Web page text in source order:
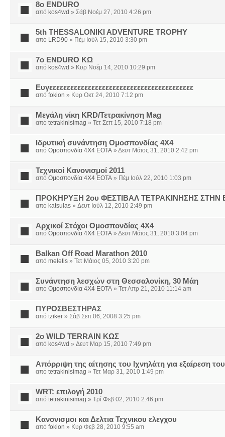
8ο ENDURO
από kos4wd » Σάβ Νοέμ 27, 2010 4:26 pm
5th THESSALONIKI ADVENTURE TROPHY
από LRD90 » Πέμ Ιούλ 15, 2010 3:30 pm
7ο ENDURO ΚΩ
από kos4wd » Κυρ Νοέμ 14, 2010 10:29 pm
Ευγεεεεεεεεεεεεεεεεεεεεεεεεεεεεεεεεεεεεεεεεε
από fokion » Κυρ Οκτ 24, 2010 7:12 pm
Μεγάλη νίκη KRD/Τετρακίνηση Mag
από tetrakinisimag » Τετ Σεπ 15, 2010 7:18 pm
Ιδρυτική συνάντηση Ομοσπονδίας 4Χ4
από Ομοσπονδία 4Χ4 ΕΟΤΑ » Δευτ Μάιος 31, 2010 2:42 pm
Τεχνικοί Κανονισμοί 2011
από Ομοσπονδία 4Χ4 ΕΟΤΑ » Πέμ Ιούλ 22, 2010 1:03 pm
ΠΡΟΚΗΡΥΞΗ 2ου ΦΕΣΤΙΒΑΛ ΤΕΤΡΑΚΙΝΗΣΗΣ ΣΤΗΝ
από katsulas » Δευτ Ιούλ 12, 2010 2:49 pm
Αρχικοί Στόχοι Ομοσπονδίας 4Χ4
από Ομοσπονδία 4Χ4 ΕΟΤΑ » Δευτ Μάιος 31, 2010 3:04 pm
Balkan Off Road Marathon 2010
από meletis » Τετ Μάιος 05, 2010 3:20 pm
Συνάντηση λεσχών στη Θεσσαλονίκη, 30 Μάη
από Ομοσπονδία 4Χ4 ΕΟΤΑ » Τετ Απρ 21, 2010 11:14 am
ΠΥΡΟΣΒΕΣΤΗΡΑΣ
από tziker » Σάβ Σεπ 06, 2008 3:25 pm
2o WILD TERRAIN ΚΩΣ
από kos4wd » Δευτ Μαρ 15, 2010 7:49 pm
Απόρριψη της αίτησης του Ιχνηλάτη για εξαίρεση
από tetrakinisimag » Τετ Μαρ 31, 2010 1:49 pm
WRT: επιλογή 2010
από tetrakinisimag » Τρί Φεβ 02, 2010 2:46 pm
Κανονισμοι και Δελτια Τεχνικου ελεγχου
από fokion » Κυρ Φεβ 28, 2010 9:55 am